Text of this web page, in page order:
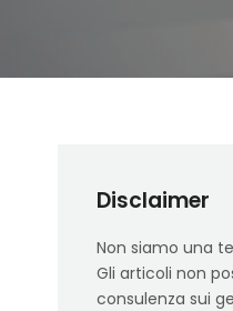
Disclaimer
Non siamo una
Gli articoli non
consulenza sui